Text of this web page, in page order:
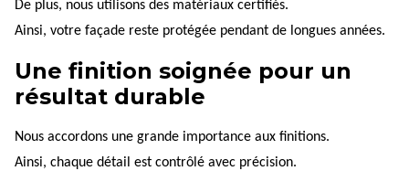
De plus, nous utilisons des matériaux certifiés.
Ainsi, votre façade reste protégée pendant de longues années.
Une finition soignée pour un
résultat durable
Nous accordons une grande importance aux finitions.
Ainsi, chaque détail est contrôlé avec précision.